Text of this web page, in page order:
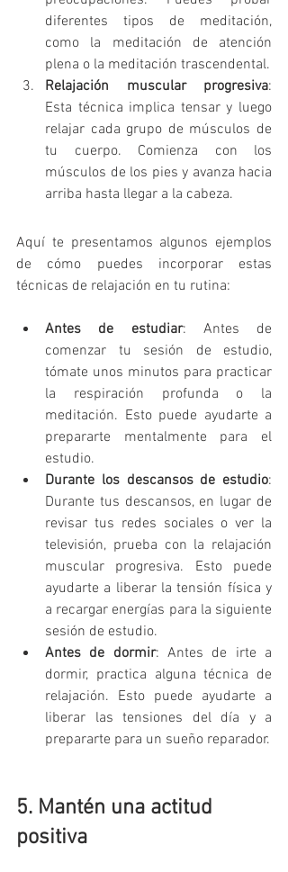
diferentes tipos de meditación,
como la meditación de atención
plena o la meditación trascendental.
Relajación muscular progresiva:
Esta técnica implica tensar y luego
relajar cada grupo de músculos de
tu cuerpo. Comienza con los
músculos de los pies y avanza hacia
arriba hasta llegar a la cabeza.
Aquí te presentamos algunos ejemplos
de cómo puedes incorporar estas
técnicas de relajación en tu rutina:
Antes de estudiar: Antes de
comenzar tu sesión de estudio,
tómate unos minutos para practicar
la respiración profunda o la
meditación. Esto puede ayudarte a
prepararte mentalmente para el
estudio.
Durante los descansos de estudio:
Durante tus descansos, en lugar de
revisar tus redes sociales o ver la
televisión, prueba con la relajación
muscular progresiva. Esto puede
ayudarte a liberar la tensión física y
a recargar energías para la siguiente
sesión de estudio.
Antes de dormir: Antes de irte a
dormir, practica alguna técnica de
relajación. Esto puede ayudarte a
liberar las tensiones del día y a
prepararte para un sueño reparador.
5. Mantén una actitud
positiva